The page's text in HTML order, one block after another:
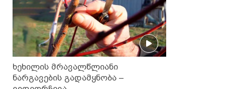
ხეხილის მრავალწლიანი
ნარგავების გადამყნობა –